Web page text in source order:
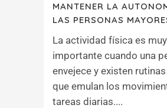
MANTENER LA
LAS PERSONAS
La actividad física es muy
importante cuando una
envejece y existen
que emulan los
tareas diarias....